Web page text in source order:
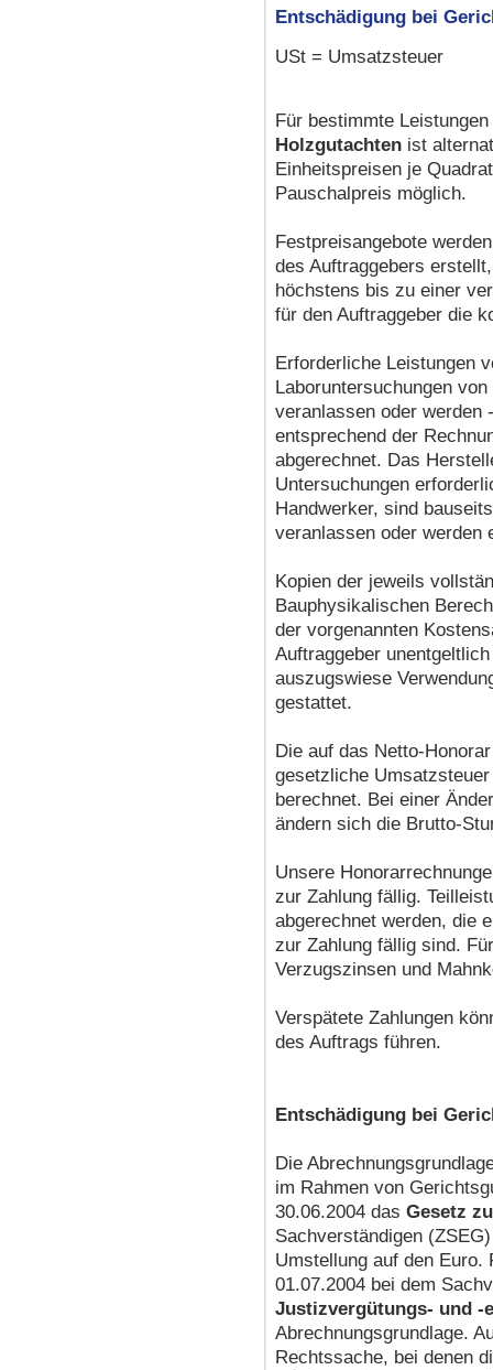
Entschädigung bei
USt = Umsatzsteuer
Für bestimmte
Holzgutachten ist
Einheitspreisen je
Pauschalpreis möglich.
Festpreisangebote
des Auftraggebers
höchstens bis zu einer
für den Auftraggeber die
Erforderliche Leistungen
Laboruntersuchungen
veranlassen oder werden
entsprechend der
abgerechnet. Das
Untersuchungen
Handwerker, sind
veranlassen oder werden
Kopien der jeweils
Bauphysikalischen
der vorgenannten
Auftraggeber
auszugswiese
gestattet.
Die auf das Netto-
gesetzliche
berechnet. Bei einer
ändern sich die Brutto-
Unsere
zur Zahlung fällig.
abgerechnet werden, die
zur Zahlung fällig sind.
Verzugszinsen und
Verspätete Zahlungen
des Auftrags führen.
Entschädigung bei
Die
im Rahmen von
30.06.2004 das Gesetz
Sachverständigen
Umstellung auf den Euro.
01.07.2004 bei dem
Justizvergütungs- und -
Abrechnungsgrundlage.
Rechtssache, bei denen